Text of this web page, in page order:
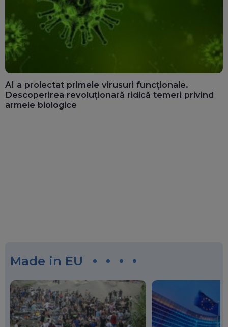
AI a proiectat primele virusuri funcționale.
Descoperirea revoluționară ridică temeri privind
armele biologice
Made in EU